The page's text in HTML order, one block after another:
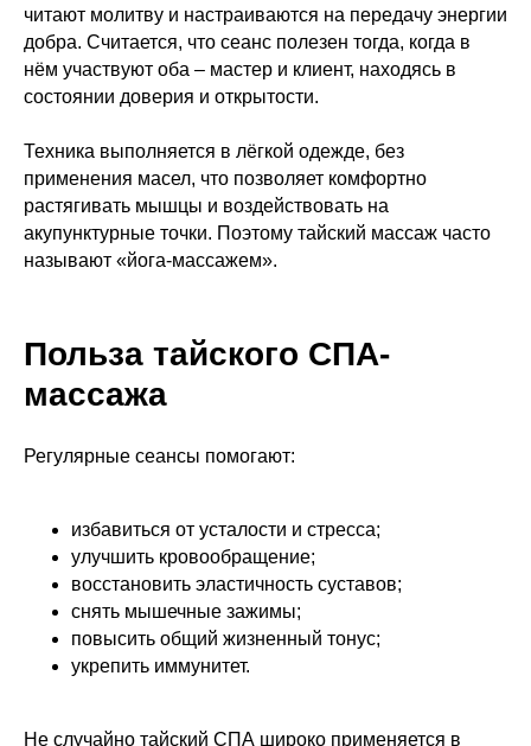
читают молитву и настраиваются на передачу энергии
добра. Считается, что сеанс полезен тогда, когда в
нём участвуют оба – мастер и клиент, находясь в
состоянии доверия и открытости.
Техника выполняется в лёгкой одежде, без
применения масел, что позволяет комфортно
растягивать мышцы и воздействовать на
акупунктурные точки. Поэтому тайский массаж часто
называют «йога-массажем».
Польза тайского СПА-
массажа
Регулярные сеансы помогают:
избавиться от усталости и стресса;
улучшить кровообращение;
восстановить эластичность суставов;
снять мышечные зажимы;
повысить общий жизненный тонус;
укрепить иммунитет.
Не случайно тайский СПА широко применяется в